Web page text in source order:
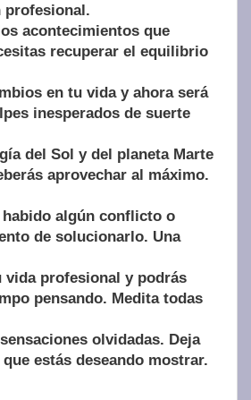
profesional.
acontecimientos que
recuperar el equilibrio
en tu vida y ahora será
inesperados de suerte
del Sol y del planeta Marte
aprovechar al máximo.
habido algún conflicto o
de solucionarlo. Una
vida profesional y podrás
pensando. Medita todas
olvidadas. Deja
estás deseando mostrar.